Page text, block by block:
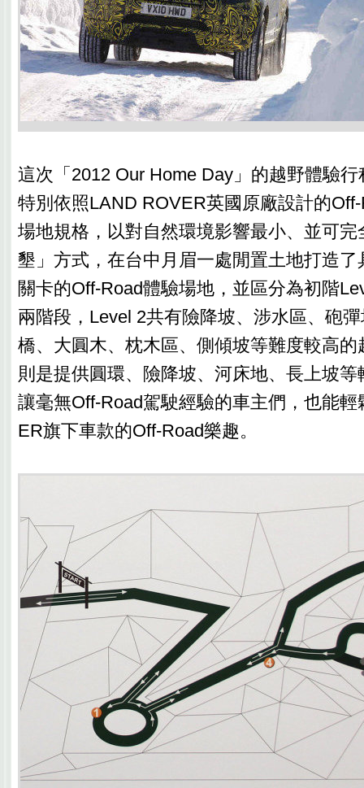
這次「2012 Our Home Day」的越野體驗
特別依照LAND ROVER英國原廠設計的
場地規格，以對自然環境影響最小、並可
墾」方式，在台中月眉一處閒置土地打造
關卡的Off-Road體驗場地，並區分為初階
兩階段，Level 2共有險降坡、涉水區、砲
橋、大圓木、枕木區、側傾坡等難度較高的
則是提供圓環、險降坡、河床地、長上坡
讓毫無Off-Road駕駛經驗的車主們，也能
ER旗下車款的Off-Road樂趣。